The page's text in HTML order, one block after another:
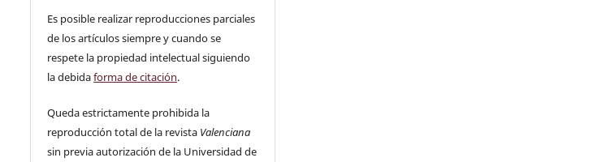
Es posible realizar reproducciones parciales
de los artículos siempre y cuando se
respete la propiedad intelectual siguiendo
la debidaforma de citación.
Queda estrictamente prohibida la
reproducción total de la revista Valenciana
sin previa autorización de la Universidad de